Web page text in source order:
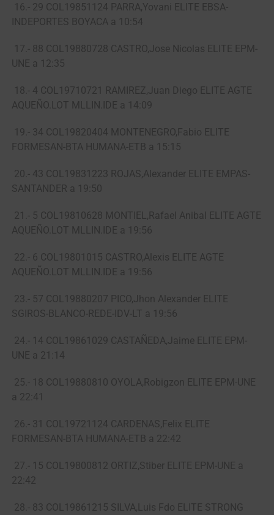
16.- 29 COL19851124 PARRA,Yovani ELITE EBSA-
INDEPORTES BOYACA a 10:54
17.- 88 COL19880728 CASTRO,Jose Nicolas ELITE EPM-
UNE a 12:35
18.- 4 COL19710721 RAMIREZ,Juan Diego ELITE AGTE
AQUEÑO.LOT MLLIN.IDE a 14:09
19.- 34 COL19820404 MONTENEGRO,Fabio ELITE
FORMESAN-BTA HUMANA-ETB a 15:15
20.- 43 COL19831223 ROJAS,Alexander ELITE EMPAS-
SANTANDER a 19:50
21.- 5 COL19810628 MONTIEL,Rafael Anibal ELITE AGTE
AQUEÑO.LOT MLLIN.IDE a 19:56
22.- 6 COL19801015 CASTRO,Alexis ELITE AGTE
AQUEÑO.LOT MLLIN.IDE a 19:56
23.- 57 COL19880207 PICO,Jhon Alexander ELITE
SGIROS-BLANCO-REDE-IDV-LT a 19:56
24.- 14 COL19861029 CASTAÑEDA,Jaime ELITE EPM-
UNE a 21:14
25.- 18 COL19880810 OYOLA,Robigzon ELITE EPM-UNE
a 22:41
26.- 31 COL19721124 CARDENAS,Felix ELITE
FORMESAN-BTA HUMANA-ETB a 22:42
27.- 15 COL19800812 ORTIZ,Stiber ELITE EPM-UNE a
22:42
28.- 83 COL19861215 SILVA,Luis Fdo ELITE STRONG